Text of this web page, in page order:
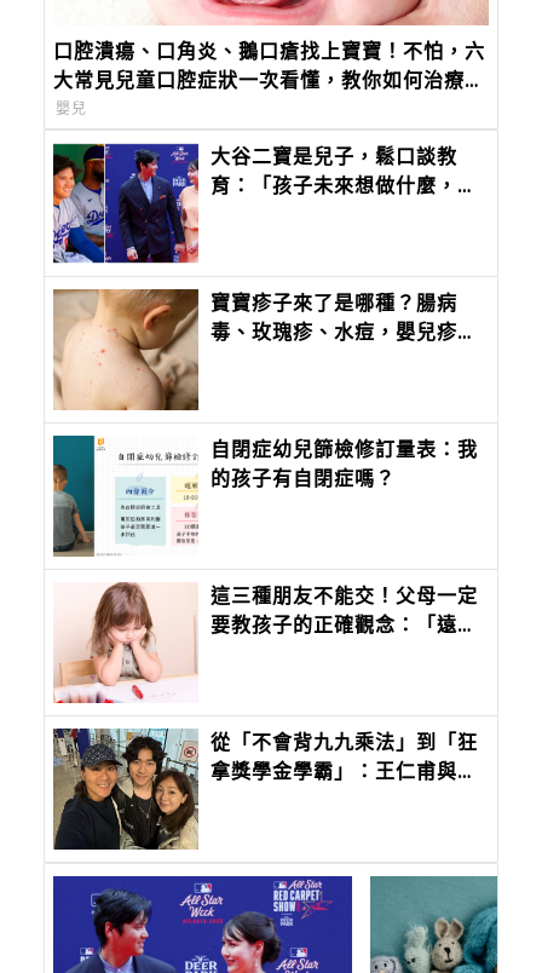
口腔潰瘍、口角炎、鵝口瘡找上寶寶！不怕，六
大常見兒童口腔症狀一次看懂，教你如何治療及
照護！
嬰兒
大谷二寶是兒子，鬆口談教
育：「孩子未來想做什麼，應
寶寶疹子來了是哪種？腸病
毒、玫瑰疹、水痘，嬰兒疹子
自閉症幼兒篩檢修訂量表：我
的孩子有自閉症嗎？
這三種朋友不能交！父母一定
要教孩子的正確觀念：「遠離
從「不會背九九乘法」到「狂
拿獎學金學霸」：王仁甫與季